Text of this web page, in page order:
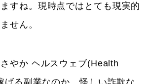
すね。現時点ではとても現実的
せん。
やか ヘルスウェブ(Health
げる副業なのか、怪しい詐欺な